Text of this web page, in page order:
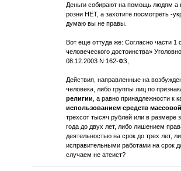
Деньги собирают на помощь людям а
розни НЕТ, а захотите посмотреть -
думаю вы не правы.
Вот еще оттуда же: Согласно части 1
человеческого достоинства»
08.12.2003 N 162-ФЗ,
Действия, направленные на
человека, либо группы лиц по
религии , а равно принадлежности к
использованием средств
трехсот тысяч рублей или в размере
года до двух лет, либо лишением
деятельностью на срок до трех лет,
исправительными работами на срок
случаем не атеист?